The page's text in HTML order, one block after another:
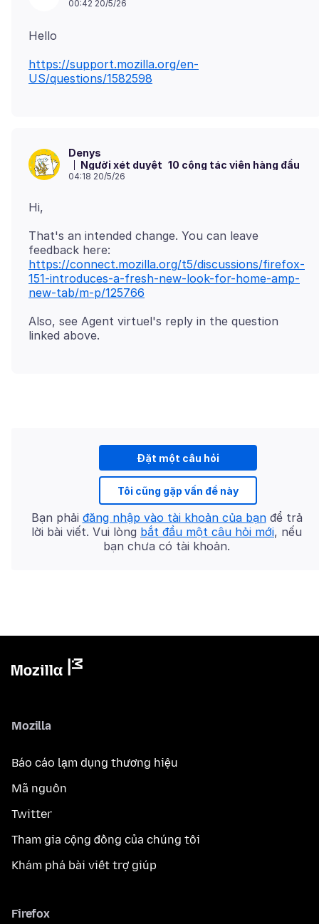
00:42 20/5/26
https://support.mozilla.org/en-
US/questions/1582598
Denys
Người xét duyệt 10 cộng tác viên hàng đầu
04:18 20/5/26
That's an intended change. You can leave
feedback here:
https://connect.mozilla.org/t5/discussions/firefox-
151-introduces-a-fresh-new-look-for-home-amp-
new-tab/m-p/125766
Also, see Agent virtuel's reply in the question
Đặt một câu hỏi
Tôi cũng gặp vấn đề này
Bạn phải đăng nhập vào tài khoản của bạnđể trả
lời bài viết. Vui lòng bắt đầu một câu hỏi mới, nếu
bạn chưa có tài khoản.
Mozilla
Báo cáo lạm dụng thương hiệu
Mã nguồn
Twitter
Tham gia cộng đồng của chúng tôi
Khám phá bài viết trợ giúp
Firefox